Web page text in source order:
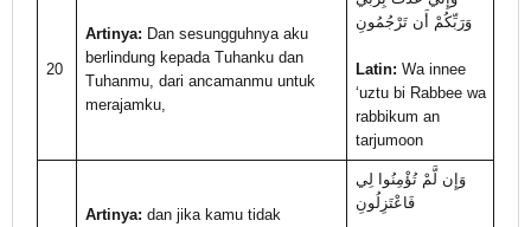
20
Artinya: Dan sesungguhnya aku
berlindung kepada Tuhanku dan
Tuhanmu, dari ancamanmu untuk
merajamku,
وَرَبِّكُمْ أَن تَرْجُمُونِ
Latin: Wa innee
‘uztu bi Rabbee wa
rabbikum an
tarjumoon
Artinya: dan jika kamu tidak
وَإِن لَّمْ تُؤْمِنُوا لِي
فَاعْتَزِلُونِ